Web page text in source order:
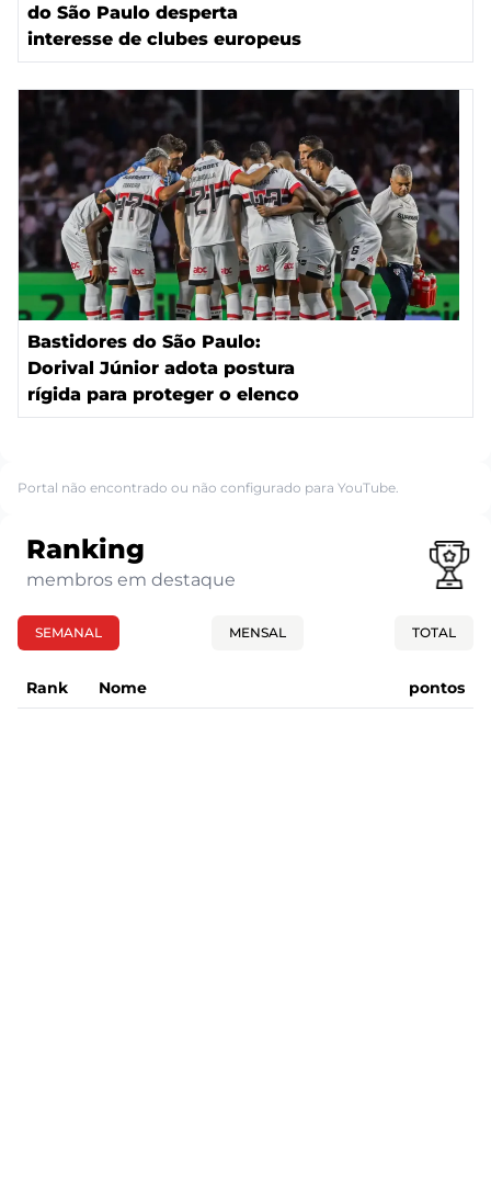
do São Paulo desperta
interesse de clubes europeus
Bastidores do São Paulo:
Dorival Júnior adota postura
rígida para proteger o elenco
Portal não encontrado ou não configurado para YouTube.
Ranking
membros em destaque
SEMANAL MENSAL TOTAL
Rank Nome pontos